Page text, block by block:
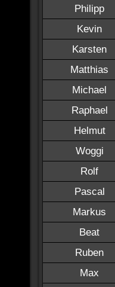
Philipp
Kevin
Karsten
Matthias
Michael
Raphael
Helmut
Woggi
Rolf
Pascal
Markus
Beat
Ruben
Max